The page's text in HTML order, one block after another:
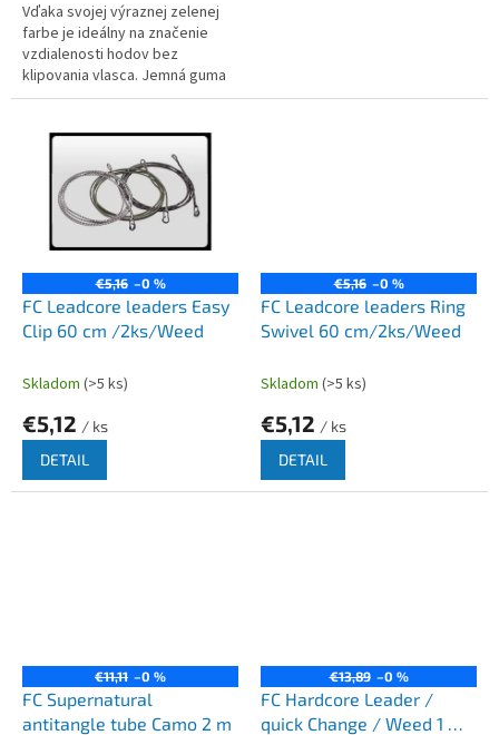
Vďaka svojej výraznej zelenej
farbe je ideálny na značenie
vzdialenosti hodov bez
klipovania vlasca. Jemná guma
nepoškodzuje vlasec.
€5,16 –0 %
FC Leadcore leaders Easy
Clip 60 cm /2ks/Weed
Skladom (>5 ks)
€5,12 / ks
DETAIL
€5,16 –0 %
FC Leadcore leaders Ring
Swivel 60 cm/2ks/Weed
Skladom (>5 ks)
€5,12 / ks
DETAIL
€11,11 –0 %
FC Supernatural
antitangle tube Camo 2 m
€13,89 –0 %
FC Hardcore Leader /
quick Change / Weed 1 m /